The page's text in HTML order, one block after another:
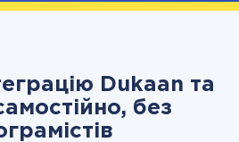
Dukaan та
без